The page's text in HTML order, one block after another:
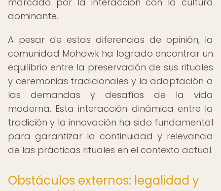
dominante.
A pesar de estas diferencias de opinión, la
comunidad Mohawk ha logrado encontrar un
equilibrio entre la preservación de sus rituales
y ceremonias tradicionales y la adaptación a
las demandas y desafíos de la vida
moderna. Esta interacción dinámica entre la
tradición y la innovación ha sido fundamental
para garantizar la continuidad y relevancia
de las prácticas rituales en el contexto actual.
Obstáculos externos: legalidad y